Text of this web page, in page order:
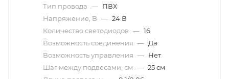
Тип провода — ПВХ
Напряжение, В — 24 В
Количество светодиодов — 16
Возможность соединения — Да
Возможность управления — Нет
Шаг между подвесами, см — 25 см